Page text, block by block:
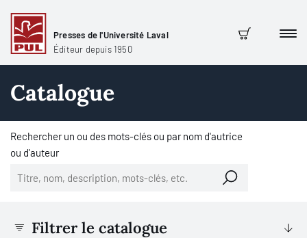
Presses de l'Université Laval
Éditeur depuis 1950
Panier
Catalogue
Rechercher un ou des mots-clés ou par nom d'autrice
ou d'auteur
Filtrer le catalogue